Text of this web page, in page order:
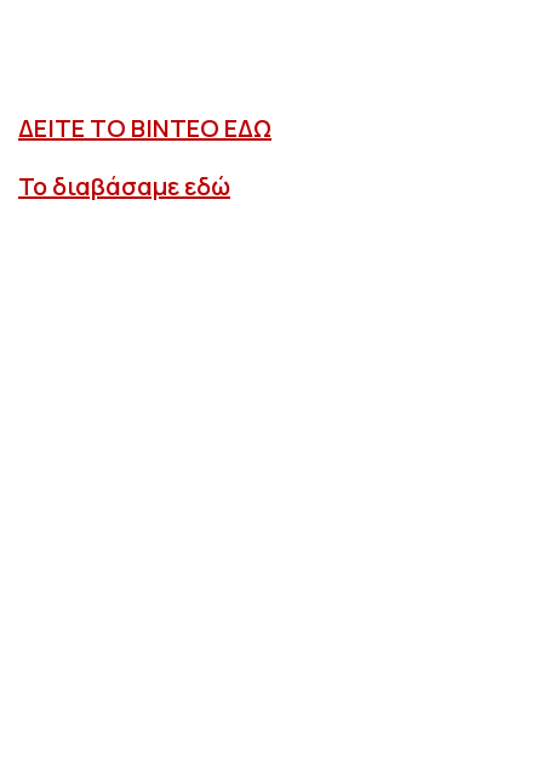
ΔΕΙΤΕ ΤΟ ΒΙΝΤΕΟ ΕΔΩ
Το διαβάσαμε εδώ